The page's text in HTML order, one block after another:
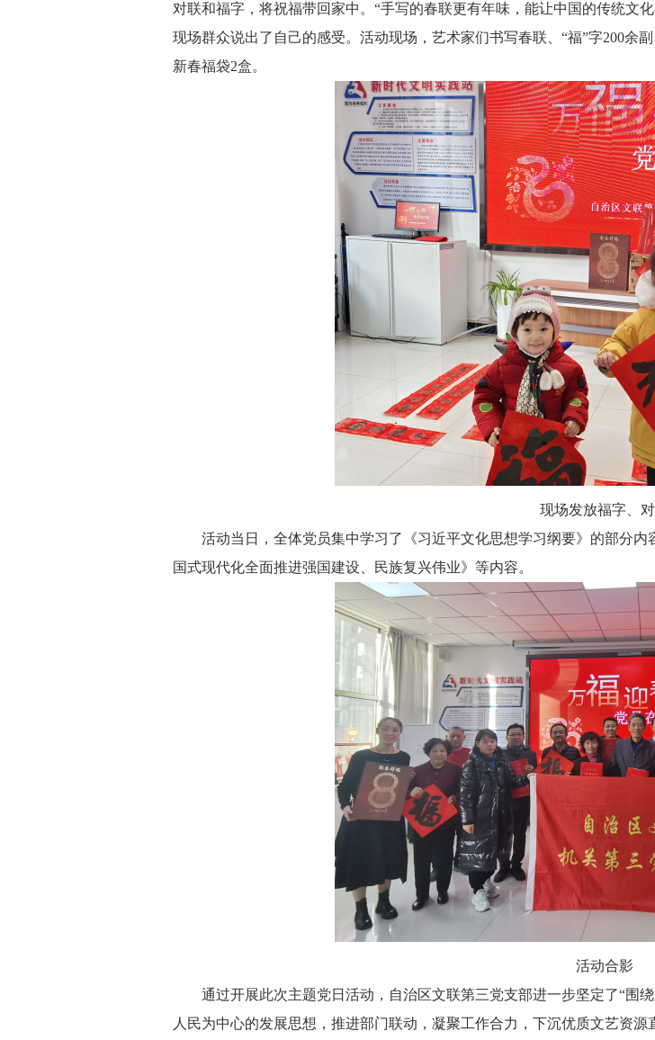
对联和福字，将祝福带回家中。“手写的春联更有年味，能让中国的传统文
现场群众说出了自己的感受。活动现场，艺术家们书写春联、“福”字200余
新春福袋2盒。
现场发放福字、
活动当日，全体党员集中学习了《习近平文化思想学习纲要》的部分内
国式现代化全面推进强国建设、民族复兴伟业》等内容。
活动合影
通过开展此次主题党日活动，自治区文联第三党支部进一步坚定了“围
人民为中心的发展思想，推进部门联动，凝聚工作合力，下沉优质文艺资